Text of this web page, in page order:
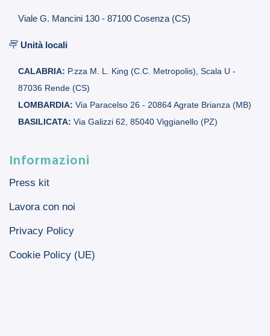
Viale G. Mancini 130 - 87100 Cosenza (CS)
Unità locali
CALABRIA: P.zza M. L. King (C.C. Metropolis), Scala U -
87036 Rende (CS)
LOMBARDIA: Via Paracelso 26 - 20864 Agrate Brianza (MB)
BASILICATA: Via Galizzi 62, 85040 Viggianello (PZ)
Informazioni
Press kit
Lavora con noi
Privacy Policy
Cookie Policy (UE)